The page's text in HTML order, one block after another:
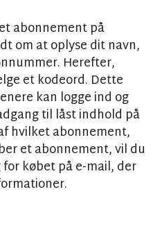
abonnement på
om at oplyse dit navn,
Herefter,
et kodeord. Dette
kan logge ind og
til låst indhold på
hvilket abonnement,
et abonnement, vil du
købet på e-mail, der